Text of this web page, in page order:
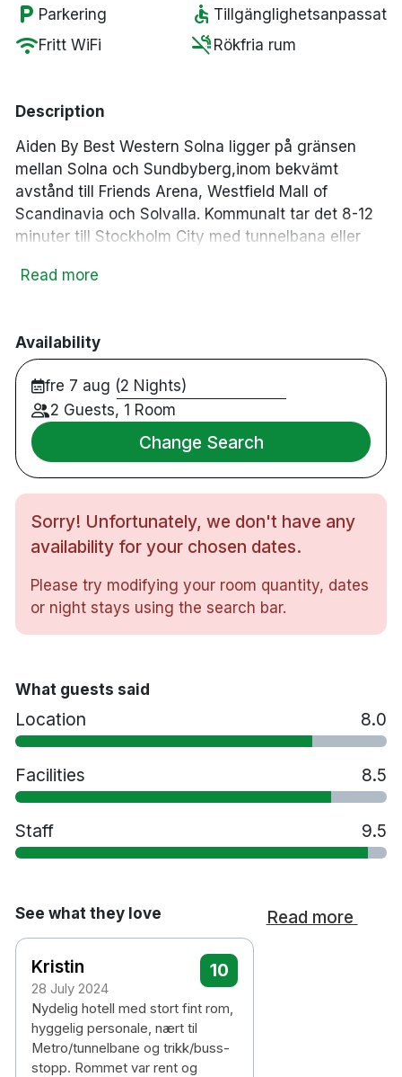
local_parking Parkering accessible Tillgänglighetsanpassat
wifiFritt WiFi smoke_free Rökfria rum
Description
Aiden By Best Western Solna ligger på gränsen
mellan Solna och Sundbyberg,inom bekvämt
avstånd till Friends Arena, Westfield Mall of
Scandinavia och Solvalla. Kommunalt tar det 8-12
minuter till Stockholm City med tunnelbana eller
på 7 minuters gångavstånd. Med tvärbanan är det
Arlanda stannar vid Sundbybergs Torg ca 7
minuters promenad till hotellet. Hotellets design
går i härliga grå toner med inslag av metall och
eld. Som gäst på Hotel by Maude Solna har du
tillgång till ett gym med maskiner, vikter och
mattor med TV som sällskap under
träningspasset.
65 rum
Dubbelrum & familjerum
Gratis WiFi
LCD-TV
Skrivbord
Gratis dagstidning
Gym
Restaurang
Tvättservice
Extrasäng mot en avgift
Handikappsanpassade rum finns tillgängliga
Rökfritt
Husdjur tillåts mot en avgift på 400 kronor per
5 minuters promenad till Solna Business Park
spårvagnshållplats
10 minuters promenad till Sundbyberg station
25 minuters promenad till Friends Arena &
Westfield Mall of Scandinavia
30 minuters bilresa till Arlanda flygplats
Read more
Availability
fre 7 aug (2 Nights)
2 Guests, 1 Room
Change Search
Sorry! Unfortunately, we don't have any
availability for your chosen dates.
Please try modifying your room quantity, dates
or night stays using the search bar.
What guests said
Location 8.0
Facilities 8.5
Staff 9.5
See what they love Read more
Kristin
28 July 2024
10
Nydelig hotell med stort fint rom,
hyggelig personale, nært til
Metro/tunnelbane og trikk/buss-
stopp. Rommet var rent og